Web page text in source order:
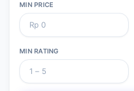
MIN PRICE
MIN RATING